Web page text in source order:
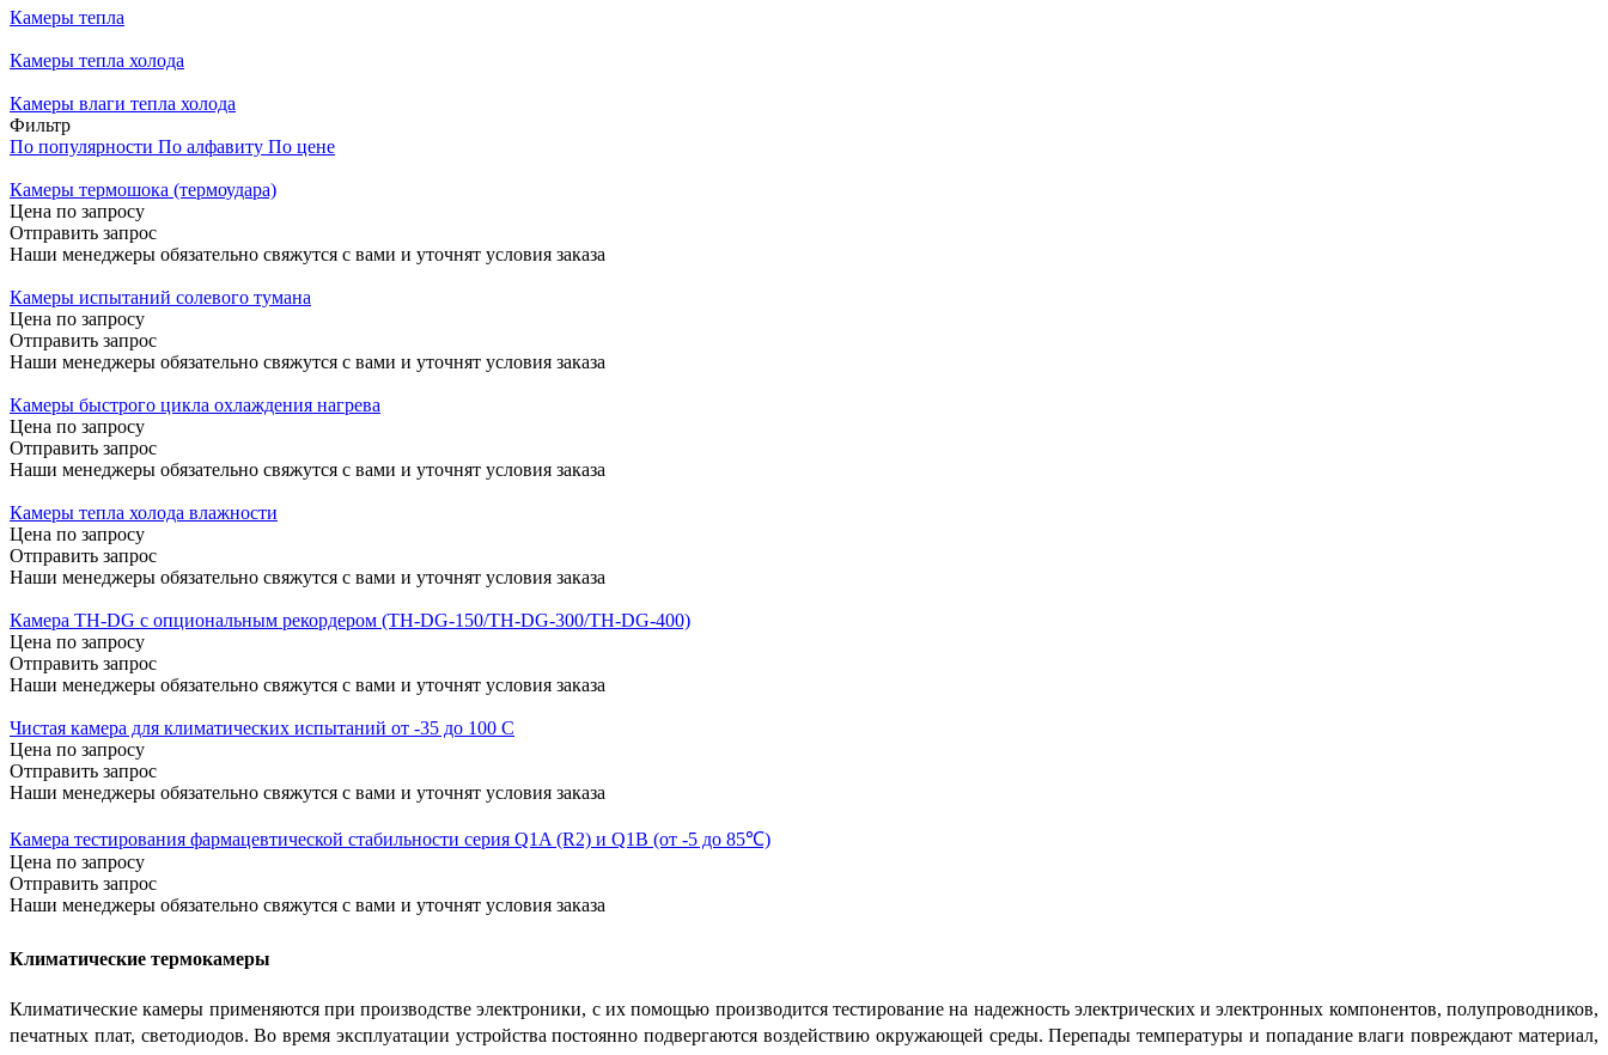
Камеры тепла
Камеры тепла холода
Камеры влаги тепла холода
Фильтр
По популярности По алфавиту По цене
Камеры термошока (термоудара)
Цена по запросу
Отправить запрос
Наши менеджеры обязательно свяжутся с вами и уточнят условия заказа
Камеры испытаний солевого тумана
Цена по запросу
Отправить запрос
Наши менеджеры обязательно свяжутся с вами и уточнят условия заказа
Камеры быстрого цикла охлаждения нагрева
Цена по запросу
Отправить запрос
Наши менеджеры обязательно свяжутся с вами и уточнят условия заказа
Камеры тепла холода влажности
Цена по запросу
Отправить запрос
Наши менеджеры обязательно свяжутся с вами и уточнят условия заказа
Камера TH-DG с опциональным рекордером (TH-DG-150/TH-DG-300/TH-DG-400)
Цена по запросу
Отправить запрос
Наши менеджеры обязательно свяжутся с вами и уточнят условия заказа
Чистая камера для климатических испытаний от -35 до 100 С
Цена по запросу
Отправить запрос
Наши менеджеры обязательно свяжутся с вами и уточнят условия заказа
Камера тестирования фармацевтической стабильности серия Q1A (R2) и Q1B (от -5 до 85℃)
Цена по запросу
Отправить запрос
Наши менеджеры обязательно свяжутся с вами и уточнят условия заказа
Климатические термокамеры
Климатические камеры применяются при производстве электроники, с их помощью производится тестирование на надежность электрических и электронных компонентов, полупроводников,
печатных плат, светодиодов. Во время эксплуатации устройства постоянно подвергаются воздействию окружающей среды. Перепады температуры и попадание влаги повреждают материал,